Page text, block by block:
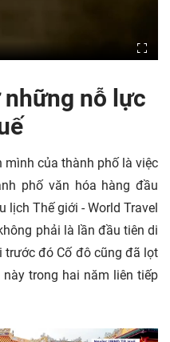
nỗ lực
mình của thành phố là việc
phố văn hóa hàng đầu
lịch Thế giới - World Travel
phải là lần đầu tiên di
trước đó Cố đô cũng đã lọt
trong hai năm liên tiếp